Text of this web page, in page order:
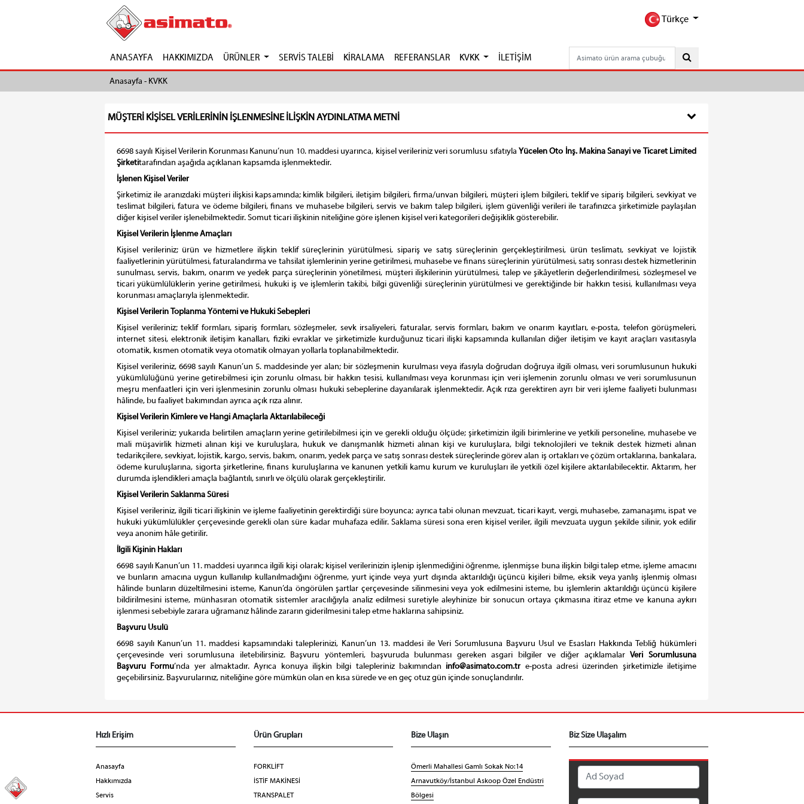
Türkçe
ANASAYFA HAKKIMIZDA ÜRÜNLER SERVİS TALEBİ KİRALAMA REFERANSLAR KVKK İLETİŞİM
Anasayfa - KVKK
MÜŞTERİ KİŞİSEL VERİLERİNİN İŞLENMESİNE İLİŞKİN AYDINLATMA METNİ
6698 sayılı Kişisel Verilerin Korunması Kanunu’nun 10. maddesi uyarınca, kişisel verileriniz veri sorumlusu sıfatıyla Yücelen Oto İnş. Makina Sanayi ve Ticaret Limited
Şirketitarafından aşağıda açıklanan kapsamda işlenmektedir.
İşlenen Kişisel Veriler
Şirketimiz ile aranızdaki müşteri ilişkisi kapsamında; kimlik bilgileri, iletişim bilgileri, firma/unvan bilgileri, müşteri işlem bilgileri, teklif ve sipariş bilgileri, sevkiyat ve
teslimat bilgileri, fatura ve ödeme bilgileri, finans ve muhasebe bilgileri, servis ve bakım talep bilgileri, işlem güvenliği verileri ile tarafınızca şirketimizle paylaşılan
diğer kişisel veriler işlenebilmektedir. Somut ticari ilişkinin niteliğine göre işlenen kişisel veri kategorileri değişiklik gösterebilir.
Kişisel Verilerin İşlenme Amaçları
Kişisel verileriniz; ürün ve hizmetlere ilişkin teklif süreçlerinin yürütülmesi, sipariş ve satış süreçlerinin gerçekleştirilmesi, ürün teslimatı, sevkiyat ve lojistik
faaliyetlerinin yürütülmesi, faturalandırma ve tahsilat işlemlerinin yerine getirilmesi, muhasebe ve finans süreçlerinin yürütülmesi, satış sonrası destek hizmetlerinin
sunulması, servis, bakım, onarım ve yedek parça süreçlerinin yönetilmesi, müşteri ilişkilerinin yürütülmesi, talep ve şikâyetlerin değerlendirilmesi, sözleşmesel ve
ticari yükümlülüklerin yerine getirilmesi, hukuki iş ve işlemlerin takibi, bilgi güvenliği süreçlerinin yürütülmesi ve gerektiğinde bir hakkın tesisi, kullanılması veya
korunması amaçlarıyla işlenmektedir.
Kişisel Verilerin Toplanma Yöntemi ve Hukuki Sebepleri
Kişisel verileriniz; teklif formları, sipariş formları, sözleşmeler, sevk irsaliyeleri, faturalar, servis formları, bakım ve onarım kayıtları, e-posta, telefon görüşmeleri,
internet sitesi, elektronik iletişim kanalları, fiziki evraklar ve şirketimizle kurduğunuz ticari ilişki kapsamında kullanılan diğer iletişim ve kayıt araçları vasıtasıyla
otomatik, kısmen otomatik veya otomatik olmayan yollarla toplanabilmektedir.
Kişisel verileriniz, 6698 sayılı Kanun’un 5. maddesinde yer alan; bir sözleşmenin kurulması veya ifasıyla doğrudan doğruya ilgili olması, veri sorumlusunun hukuki
yükümlülüğünü yerine getirebilmesi için zorunlu olması, bir hakkın tesisi, kullanılması veya korunması için veri işlemenin zorunlu olması ve veri sorumlusunun
meşru menfaatleri için veri işlenmesinin zorunlu olması hukuki sebeplerine dayanılarak işlenmektedir. Açık rıza gerektiren ayrı bir veri işleme faaliyeti bulunması
hâlinde, bu faaliyet bakımından ayrıca açık rıza alınır.
Kişisel Verilerin Kimlere ve Hangi Amaçlarla Aktarılabileceği
Kişisel verileriniz; yukarıda belirtilen amaçların yerine getirilebilmesi için ve gerekli olduğu ölçüde; şirketimizin ilgili birimlerine ve yetkili personeline, muhasebe ve
mali müşavirlik hizmeti alınan kişi ve kuruluşlara, hukuk ve danışmanlık hizmeti alınan kişi ve kuruluşlara, bilgi teknolojileri ve teknik destek hizmeti alınan
tedarikçilere, sevkiyat, lojistik, kargo, servis, bakım, onarım, yedek parça ve satış sonrası destek süreçlerinde görev alan iş ortakları ve çözüm ortaklarına, bankalara,
ödeme kuruluşlarına, sigorta şirketlerine, finans kuruluşlarına ve kanunen yetkili kamu kurum ve kuruluşları ile yetkili özel kişilere aktarılabilecektir. Aktarım, her
durumda işlendikleri amaçla bağlantılı, sınırlı ve ölçülü olarak gerçekleştirilir.
Kişisel Verilerin Saklanma Süresi
Kişisel verileriniz, ilgili ticari ilişkinin ve işleme faaliyetinin gerektirdiği süre boyunca; ayrıca tabi olunan mevzuat, ticari kayıt, vergi, muhasebe, zamanaşımı, ispat ve
hukuki yükümlülükler çerçevesinde gerekli olan süre kadar muhafaza edilir. Saklama süresi sona eren kişisel veriler, ilgili mevzuata uygun şekilde silinir, yok edilir
veya anonim hâle getirilir.
İlgili Kişinin Hakları
6698 sayılı Kanun’un 11. maddesi uyarınca ilgili kişi olarak; kişisel verilerinizin işlenip işlenmediğini öğrenme, işlenmişse buna ilişkin bilgi talep etme, işleme amacını
ve bunların amacına uygun kullanılıp kullanılmadığını öğrenme, yurt içinde veya yurt dışında aktarıldığı üçüncü kişileri bilme, eksik veya yanlış işlenmiş olması
hâlinde bunların düzeltilmesini isteme, Kanun’da öngörülen şartlar çerçevesinde silinmesini veya yok edilmesini isteme, bu işlemlerin aktarıldığı üçüncü kişilere
bildirilmesini isteme, münhasıran otomatik sistemler aracılığıyla analiz edilmesi suretiyle aleyhinize bir sonucun ortaya çıkmasına itiraz etme ve kanuna aykırı
işlenmesi sebebiyle zarara uğramanız hâlinde zararın giderilmesini talep etme haklarına sahipsiniz.
Başvuru Usulü
6698 sayılı Kanun’un 11. maddesi kapsamındaki taleplerinizi, Kanun’un 13. maddesi ile Veri Sorumlusuna Başvuru Usul ve Esasları Hakkında Tebliğ hükümleri
çerçevesinde veri sorumlusuna iletebilirsiniz. Başvuru yöntemleri, başvuruda bulunması gereken asgari bilgiler ve diğer açıklamalar Veri Sorumlusuna
Başvuru Formu’nda yer almaktadır. Ayrıca konuya ilişkin bilgi talepleriniz bakımından info@asimato.com.tr e-posta adresi üzerinden şirketimizle iletişime
geçebilirsiniz. Başvurularınız, niteliğine göre mümkün olan en kısa sürede ve en geç otuz gün içinde sonuçlandırılır.
Hızlı Erişim
Anasayfa
Hakkımızda
Servis
Ürün Grupları
FORKLİFT
İSTİF MAKİNESİ
TRANSPALET
Bize Ulaşın
Ömerli Mahallesi Gamlı Sokak No:14
Arnavutköy/İstanbul Askoop Özel Endüstri
Bölgesi
Biz Size Ulaşalım